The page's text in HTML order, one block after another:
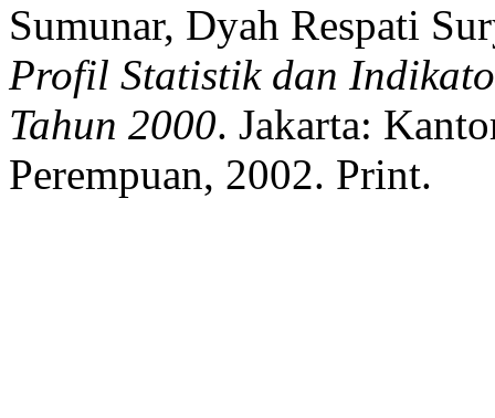
Sumunar, Dyah Respati
Profil Statistik dan
Tahun 2000. Jakarta:
Perempuan, 2002. Print.